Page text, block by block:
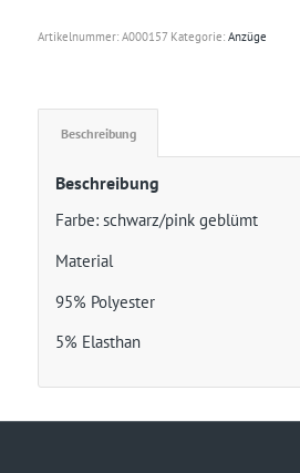
Artikelnummer: A000157 Kategorie: Anzüge
Beschreibung
Beschreibung
Farbe: schwarz/pink geblümt
Material
95% Polyester
5% Elasthan